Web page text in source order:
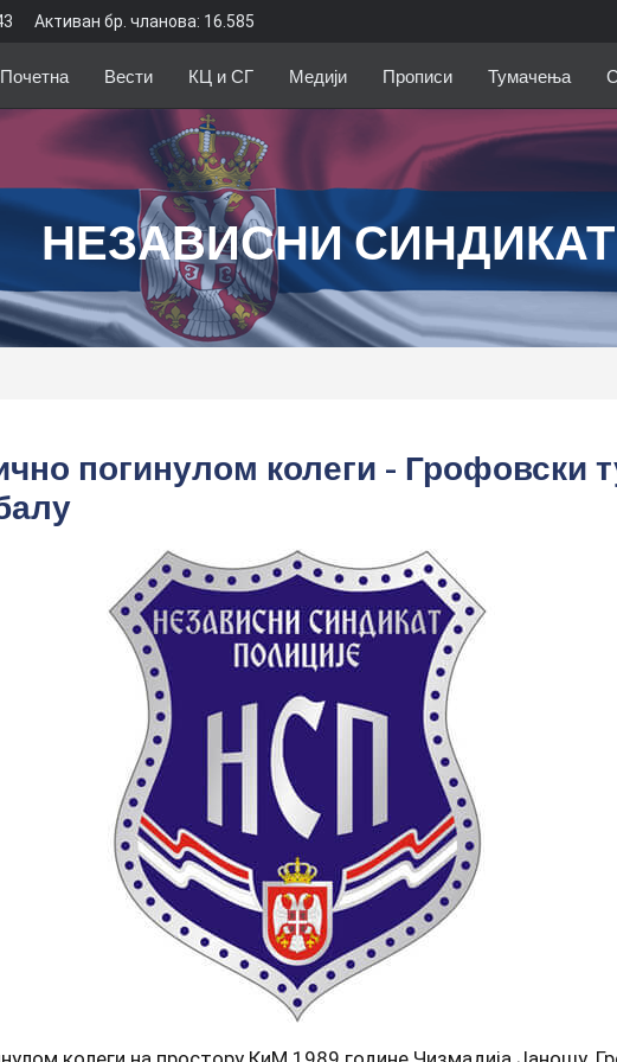
Активан бр. чланова: 16.585
Почетна Вести КЦ и СГ Медији Прописи Тумачења
НЕЗАВИСНИ
Добродошли
погинулом колеги - Грофовски